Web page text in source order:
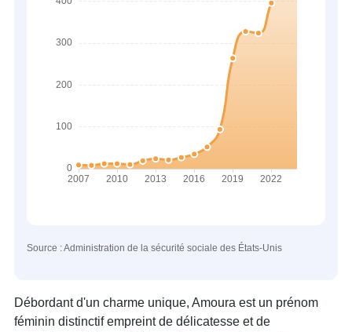
Source : Administration de la sécurité sociale des États-Unis
Débordant d'un charme unique, Amoura est un prénom
féminin distinctif empreint de délicatesse et de